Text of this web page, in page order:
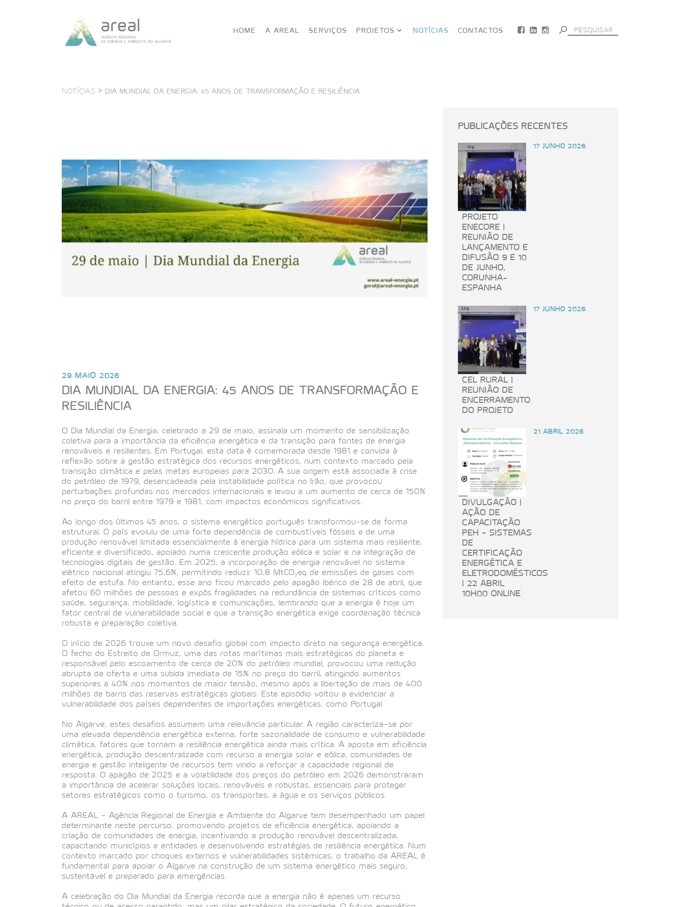
HOME A AREAL SERVIÇOS PROJETOS NOTÍCIAS CONTACTOS
Search
for:
Search Button
NOTÍCIAS > DIA MUNDIAL DA ENERGIA: 45 ANOS DE TRANSFORMAÇÃO E RESILIÊNCIA
DIA MUNDIAL DA ENERGIA: 45 ANOS DE TRANSFORMAÇÃO E
RESILIÊNCIA
29 MAIO 2026
O Dia Mundial da Energia, celebrado a 29 de maio, assinala um momento de sensibilização
coletiva para a importância da eficiência energética e da transição para fontes de energia
renováveis e resilientes. Em Portugal, esta data é comemorada desde 1981 e convida à
reflexão sobre a gestão estratégica dos recursos energéticos, num contexto marcado pela
transição climática e pelas metas europeias para 2030. A sua origem está associada à crise
do petróleo de 1979, desencadeada pela instabilidade política no Irão, que provocou
perturbações profundas nos mercados internacionais e levou a um aumento de cerca de 150%
no preço do barril entre 1979 e 1981, com impactos económicos significativos.
Ao longo dos últimos 45 anos, o sistema energético português transformou-se de forma
estrutural. O país evoluiu de uma forte dependência de combustíveis fósseis e de uma
produção renovável limitada essencialmente à energia hídrica para um sistema mais resiliente,
eficiente e diversificado, apoiado numa crescente produção eólica e solar e na integração de
tecnologias digitais de gestão. Em 2025, a incorporação de energia renovável no sistema
elétrico nacional atingiu 75,6%, permitindo reduzir 10,8 MtCO₂eq de emissões de gases com
efeito de estufa. No entanto, esse ano ficou marcado pelo apagão ibérico de 28 de abril, que
afetou 60 milhões de pessoas e expôs fragilidades na redundância de sistemas críticos como
saúde, segurança, mobilidade, logística e comunicações, lembrando que a energia é hoje um
fator central de vulnerabilidade social e que a transição energética exige coordenação técnica
robusta e preparação coletiva.
O início de 2026 trouxe um novo desafio global com impacto direto na segurança energética.
O fecho do Estreito de Ormuz, uma das rotas marítimas mais estratégicas do planeta e
responsável pelo escoamento de cerca de 20% do petróleo mundial, provocou uma redução
abrupta da oferta e uma subida imediata de 15% no preço do barril, atingindo aumentos
superiores a 40% nos momentos de maior tensão, mesmo após a libertação de mais de 400
milhões de barris das reservas estratégicas globais. Este episódio voltou a evidenciar a
vulnerabilidade dos países dependentes de importações energéticas, como Portugal.
No Algarve, estes desafios assumem uma relevância particular. A região caracteriza-se por
uma elevada dependência energética externa, forte sazonalidade de consumo e vulnerabilidade
climática, fatores que tornam a resiliência energética ainda mais crítica. A aposta em eficiência
energética, produção descentralizada com recurso a energia solar e eólica, comunidades de
energia e gestão inteligente de recursos tem vindo a reforçar a capacidade regional de
resposta. O apagão de 2025 e a volatilidade dos preços do petróleo em 2026 demonstraram
a importância de acelerar soluções locais, renováveis e robustas, essenciais para proteger
setores estratégicos como o turismo, os transportes, a água e os serviços públicos.
A AREAL – Agência Regional de Energia e Ambiente do Algarve tem desempenhado um papel
determinante neste percurso, promovendo projetos de eficiência energética, apoiando a
criação de comunidades de energia, incentivando a produção renovável descentralizada,
capacitando municípios e entidades e desenvolvendo estratégias de resiliência energética. Num
contexto marcado por choques externos e vulnerabilidades sistémicas, o trabalho da AREAL é
fundamental para apoiar o Algarve na construção de um sistema energético mais seguro,
sustentável e preparado para emergências.
A celebração do Dia Mundial da Energia recorda que a energia não é apenas um recurso
PUBLICAÇÕES RECENTES
PROJETO
ENECORE |
REUNIÃO DE
LANÇAMENTO E
DIFUSÃO 9 E 10
DE JUNHO,
CORUNHA-
ESPANHA
17 JUNHO 2026
CEL RURAL |
REUNIÃO DE
ENCERRAMENTO
DO PROJETO
17 JUNHO 2026
DIVULGAÇÃO |
AÇÃO DE
CAPACITAÇÃO
PEH – SISTEMAS
DE
CERTIFICAÇÃO
ENERGÉTICA E
ELETRODOMÉSTICOS
| 22 ABRIL
10H00 ONLINE
21 ABRIL 2026